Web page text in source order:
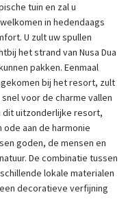
tuin en zal u
in hedendaags
U zult uw spullen
het strand van Nusa Dua
pakken. Eenmaal
bij het resort, zult
snel voor de charme vallen
dit uitzonderlijke resort,
ode aan de harmonie
goden, de mensen en
De combinatie tussen
lokale materialen
decoratieve verfijning